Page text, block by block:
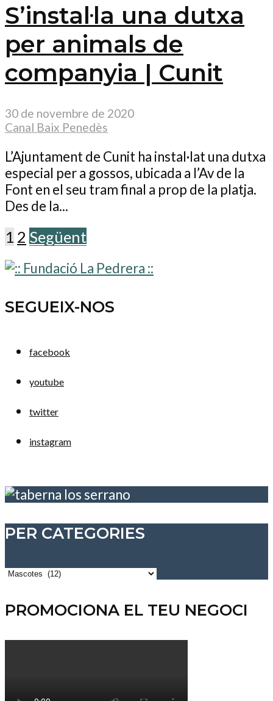
S’instal·la una dutxa
per animals de
companyia | Cunit
30 de novembre de 2020
Canal Baix Penedès
L’Ajuntament de Cunit ha instal·lat una dutxa
especial per a gossos, ubicada a l’Av de la
Font en el seu tram final a prop de la platja.
Des de la...
1 2 Següent
SEGUEIX-NOS
facebook
youtube
twitter
instagram
PER CATEGORIES
Per
PROMOCIONA EL TEU NEGOCI